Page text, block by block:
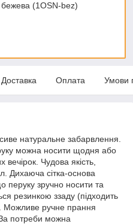
(1OSN-bez)
Доставка Оплата Умови
натуральне забарвлення.
можна носити щодня або
Чудова якість,
Дихаюча сітка-основа
перуку зручно носити та
резинкою ззаду (підходить
Можливе ручне прання
потреби можна